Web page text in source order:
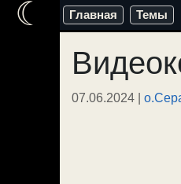
Перейти
содержимому
Главная Темы
07.06.2024 |
☾